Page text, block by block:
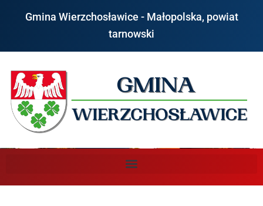
Gmina Wierzchosławice - Małopolska, powiat
tarnowski